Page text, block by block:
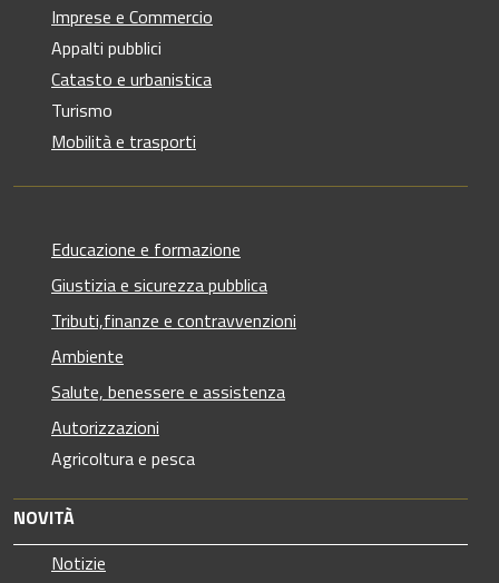
Imprese e Commercio
Appalti pubblici
Catasto e urbanistica
Turismo
Mobilità e trasporti
Educazione e formazione
Giustizia e sicurezza pubblica
Tributi,finanze e contravvenzioni
Ambiente
Salute, benessere e assistenza
Autorizzazioni
Agricoltura e pesca
NOVITÀ
Notizie